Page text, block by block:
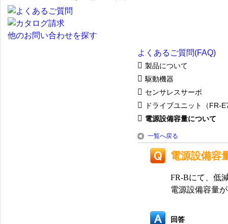
他のお問い合わせを探す
よくあるご質問(FAQ)
製品について
駆動機器
センサレスサーボ
ドライブユニット（FR-
電源設備容量について
一覧へ戻る
電源設備容
FR-Bにて、低
電源設備容量
回答